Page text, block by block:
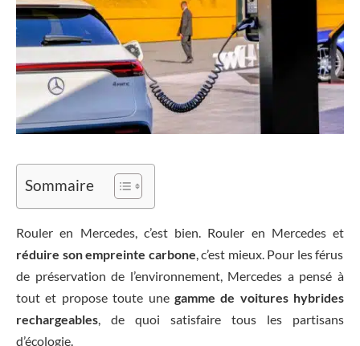
Sommaire
Rouler en Mercedes, c’est bien. Rouler en Mercedes et
réduire son empreinte carbone, c’est mieux. Pour les férus
de préservation de l’environnement, Mercedes a pensé à
tout et propose toute une gamme de voitures hybrides
rechargeables, de quoi satisfaire tous les partisans
d’écologie.